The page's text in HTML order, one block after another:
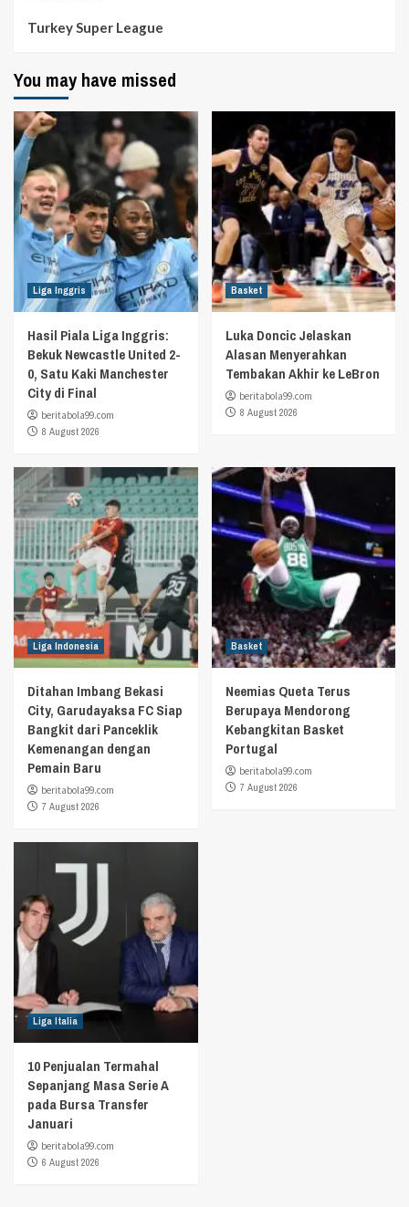
Turkey Super League
You may have missed
Liga Inggris
Hasil Piala Liga Inggris:
Bekuk Newcastle United 2-
0, Satu Kaki Manchester
City di Final
beritabola99.com
8 August 2026
Basket
Luka Doncic Jelaskan
Alasan Menyerahkan
Tembakan Akhir ke LeBron
beritabola99.com
8 August 2026
Liga Indonesia
Ditahan Imbang Bekasi
City, Garudayaksa FC Siap
Bangkit dari Panceklik
Kemenangan dengan
Pemain Baru
beritabola99.com
7 August 2026
Basket
Neemias Queta Terus
Berupaya Mendorong
Kebangkitan Basket
Portugal
beritabola99.com
7 August 2026
Liga Italia
10 Penjualan Termahal
Sepanjang Masa Serie A
pada Bursa Transfer
Januari
beritabola99.com
6 August 2026